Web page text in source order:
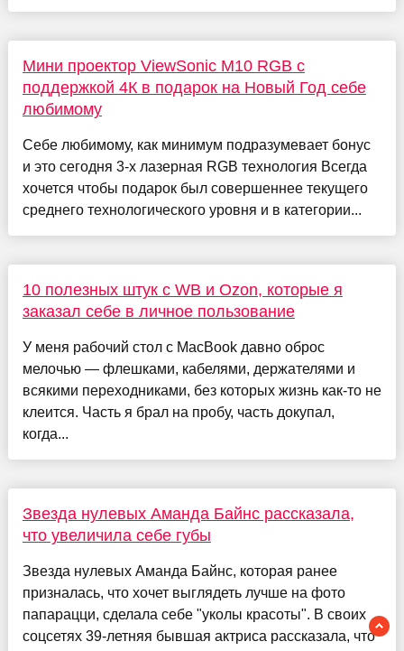
Мини проектор ViewSonic M10 RGB с
поддержкой 4К в подарок на Новый Год себе
любимому
Себе любимому, как минимум подразумевает бонус
и это сегодня 3-х лазерная RGB технология Всегда
хочется чтобы подарок был совершеннее текущего
среднего технологического уровня и в категории...
10 полезных штук с WB и Ozon, которые я
заказал себе в личное пользование
У меня рабочий стол с MacBook давно оброс
мелочью — флешками, кабелями, держателями и
всякими переходниками, без которых жизнь как-то не
клеится. Часть я брал на пробу, часть докупал,
когда...
Звезда нулевых Аманда Байнс рассказала,
что увеличила себе губы
Звезда нулевых Аманда Байнс, которая ранее
призналась, что хочет выглядеть лучше на фото
папарацци, сделала себе "уколы красоты". В своих
соцсетях 39-летняя бывшая актриса рассказала, что